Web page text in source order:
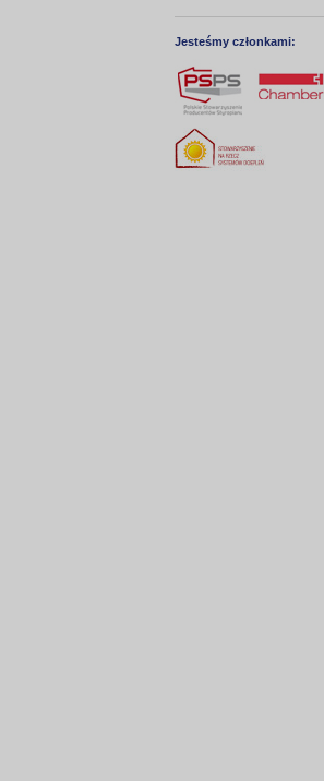
Jesteśmy członkami: